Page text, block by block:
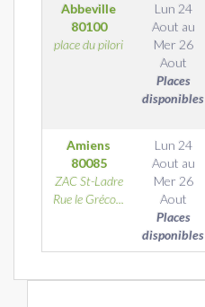
Abbeville
80100
place du pilori
Lun 24
Aout au
Mer 26
Aout
Places
disponibles
Amiens
80085
ZAC St-Ladre
Rue le Gréco...
Lun 24
Aout au
Mer 26
Aout
Places
disponibles